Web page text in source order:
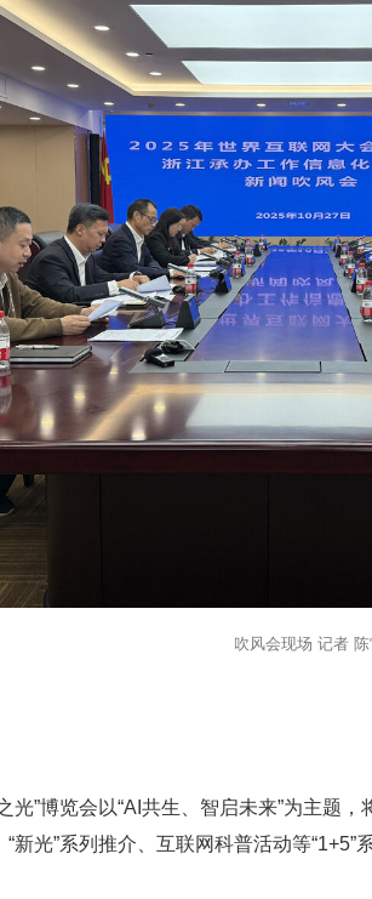
吹风会现场 记者
光”博览会以“AI共生、智启未来”为主题
新光”系列推介、互联网科普活动等